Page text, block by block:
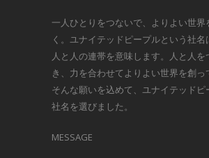
一人ひとりをつないで、よりよい世界
く。ユナイテッドピープルという社名
人と人の連帯を意味します。人と人を
き、力を合わせてよりよい世界を創っ
そんな願いを込めて、ユナイテッドピ
社名を選びました。
MESSAGE